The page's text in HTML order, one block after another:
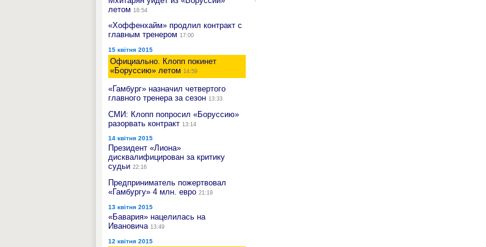
летом 18:54
«Хоффенхайм» продлил контракт с
главным тренером 17:00
15 квітня 2015
Официально. Клопп покинет
«Боруссию» летом 14:59
«Гамбург» назначил четвертого
главного тренера за сезон 13:33
СМИ: Клопп попросил «Боруссию»
разорвать контракт 13:14
14 квітня 2015
Президент «Лиона»
дисквалифицирован за критику
судьи 22:16
Предприниматель пожертвовал
«Гамбургу» 4 млн. евро 21:19
13 квітня 2015
«Бавария» нацелилась на
Ивановича 13:49
12 квітня 2015